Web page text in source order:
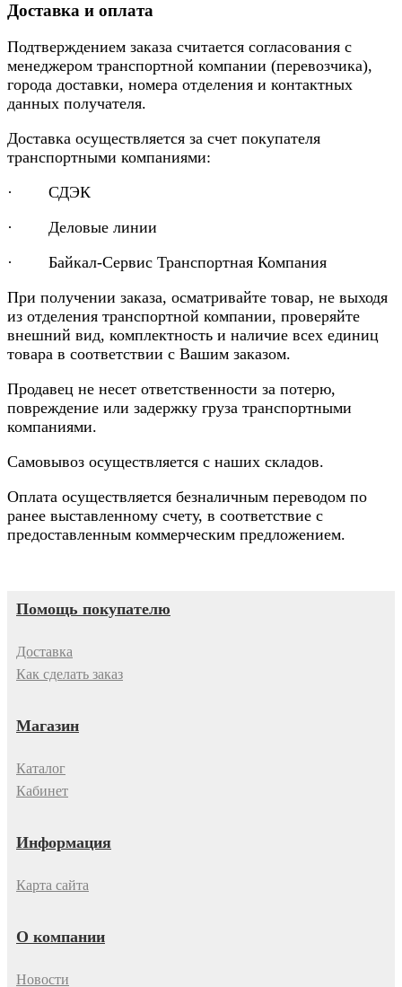
Доставка и оплата
Подтверждением заказа считается согласования с
менеджером транспортной компании (перевозчика),
города доставки, номера отделения и контактных
данных получателя.
Доставка осуществляется за счет покупателя
транспортными компаниями:
· СДЭК
· Деловые линии
· Байкал-Сервис Транспортная Компания
При получении заказа, осматривайте товар, не выходя
из отделения транспортной компании, проверяйте
внешний вид, комплектность и наличие всех единиц
товара в соответствии с Вашим заказом.
Продавец не несет ответственности за потерю,
повреждение или задержку груза транспортными
компаниями.
Самовывоз осуществляется с наших складов.
Оплата осуществляется безналичным переводом по
ранее выставленному счету, в соответствие с
предоставленным коммерческим предложением.
Помощь покупателю
Доставка
Как сделать заказ
Магазин
Каталог
Кабинет
Информация
Карта сайта
О компании
Новости